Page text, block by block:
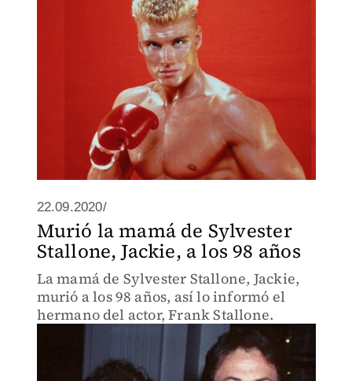
22.09.2020/
Murió la mamá de Sylvester
Stallone, Jackie, a los 98 años
La mamá de Sylvester Stallone, Jackie,
murió a los 98 años, así lo informó el
hermano del actor, Frank Stallone.